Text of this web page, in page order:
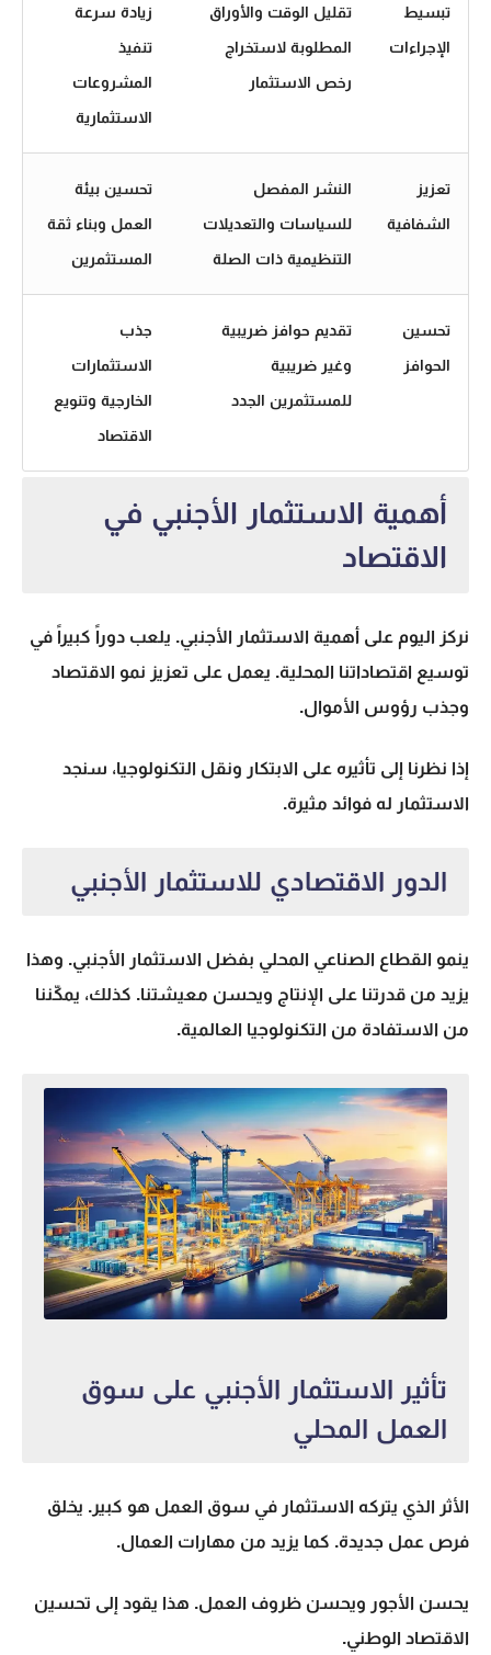
تبسيط
الإجراءات
تقليل الوقت والأوراق
المطلوبة لاستخراج
رخص الاستثمار
زيادة سرعة
تنفيذ
المشروعات
الاستثمارية
تعزيز
الشفافية
النشر المفصل
للسياسات والتعديلات
التنظيمية ذات الصلة
تحسين بيئة
العمل وبناء ثقة
المستثمرين
تحسين
الحوافز
تقديم حوافز ضريبية
وغير ضريبية
للمستثمرين الجدد
جذب
الاستثمارات
الخارجية وتنويع
الاقتصاد
أهمية الاستثمار الأجنبي في
الاقتصاد
نركز اليوم على أهمية الاستثمار الأجنبي. يلعب دوراً كبيراً في
توسيع اقتصاداتنا المحلية. يعمل على تعزيز نمو الاقتصاد
وجذب رؤوس الأموال.
إذا نظرنا إلى تأثيره على الابتكار ونقل التكنولوجيا، سنجد
الاستثمار له فوائد مثيرة.
الدور الاقتصادي للاستثمار الأجنبي
ينمو القطاع الصناعي المحلي بفضل الاستثمار الأجنبي. وهذا
يزيد من قدرتنا على الإنتاج ويحسن معيشتنا. كذلك، يمكّننا
من الاستفادة من التكنولوجيا العالمية.
تأثير الاستثمار الأجنبي على سوق
العمل المحلي
الأثر الذي يتركه الاستثمار في سوق العمل هو كبير. يخلق
فرص عمل جديدة. كما يزيد من مهارات العمال.
يحسن الأجور ويحسن ظروف العمل. هذا يقود إلى تحسين
الاقتصاد الوطني.